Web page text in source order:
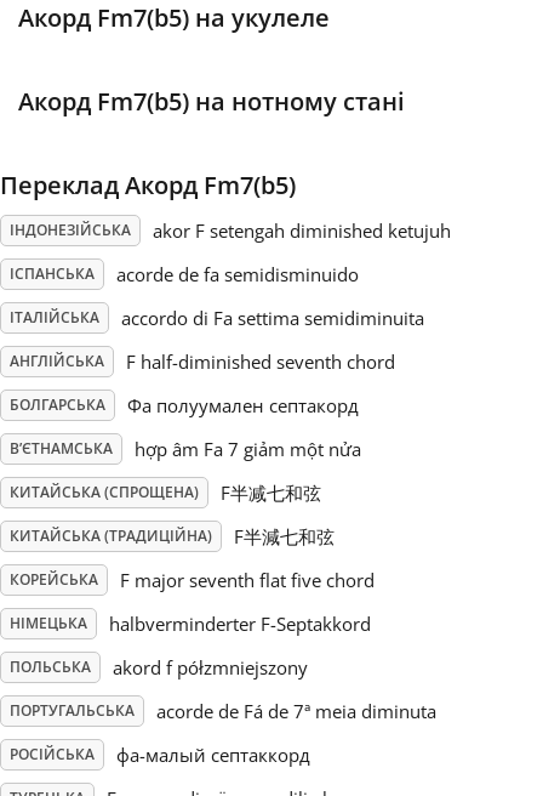
Português
Русский
Svenska
Tiếng Việt
Türkçe
Українська
简体中文
繁體中文
Акорд Fm7(b5) на укулеле
Акорд Fm7(b5) на нотному стані
Переклад Акорд Fm7(b5)
ІНДОНЕЗІЙСЬКА akor F setengah diminished ketujuh
ІСПАНСЬКА acorde de fa semidisminuido
ІТАЛІЙСЬКА accordo di Fa settima semidiminuita
АНГЛІЙСЬКА F half-diminished seventh chord
БОЛГАРСЬКА Фа полуумален септакорд
В’ЄТНАМСЬКА hợp âm Fa 7 giảm một nửa
КИТАЙСЬКА (СПРОЩЕНА) F半减七和弦
КИТАЙСЬКА (ТРАДИЦІЙНА) F半減七和弦
КОРЕЙСЬКА F major seventh flat five chord
НІМЕЦЬКА halbverminderter F-Septakkord
ПОЛЬСЬКА akord f półzmniejszony
ПОРТУГАЛЬСЬКА acorde de Fá de 7ª meia diminuta
РОСІЙСЬКА фа-малый септаккорд